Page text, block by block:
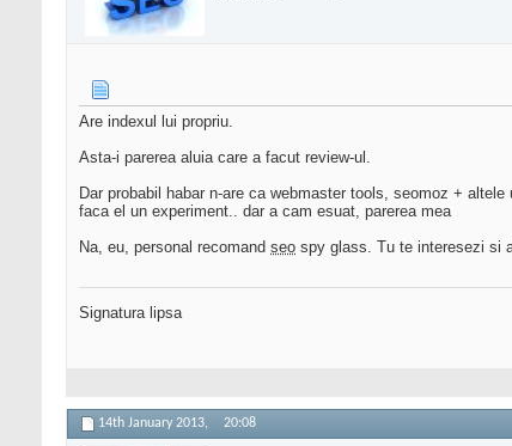
Are indexul lui propriu.
Asta-i parerea aluia care a facut review-ul.
Dar probabil habar n-are ca webmaster tools, seomoz +
faca el un experiment.. dar a cam esuat, parerea mea
Na, eu, personal recomand seo spy glass. Tu te interesezi si
Signatura lipsa
14th January 2013, 20:08